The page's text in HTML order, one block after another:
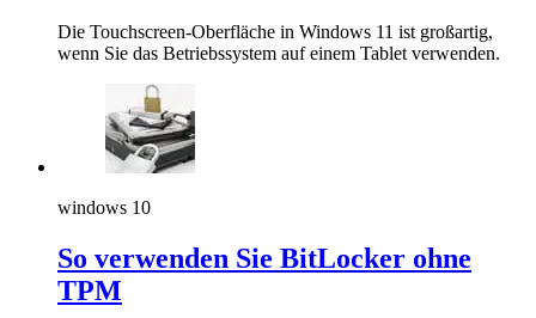
Die Touchscreen-Oberfläche in Windows 11 ist großartig,
wenn Sie das Betriebssystem auf einem Tablet verwenden.
windows 10
So verwenden Sie BitLocker ohne
TPM